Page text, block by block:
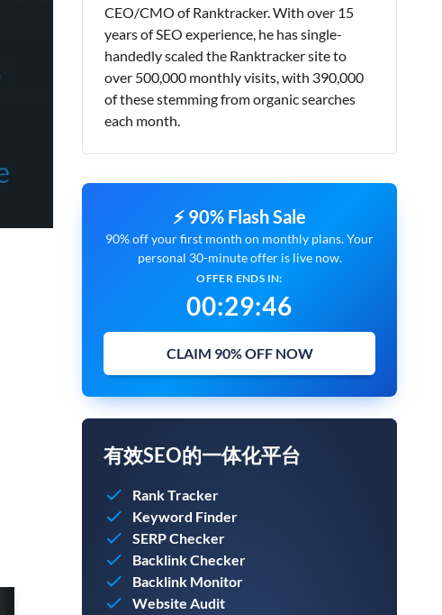
CEO/CMO of Ranktracker. With over 15
years of SEO experience, he has single-
handedly scaled the Ranktracker site to
over 500,000 monthly visits, with 390,000
of these stemming from organic searches
each month.
⚡ 90% Flash Sale
90% off your first month on monthly plans. Your
personal 30-minute offer is live now.
OFFER ENDS IN:
00:29:45
CLAIM 90% OFF NOW
有效SEO的一体化平台
Rank Tracker
Keyword Finder
SERP Checker
Backlink Checker
Backlink Monitor
Website Audit